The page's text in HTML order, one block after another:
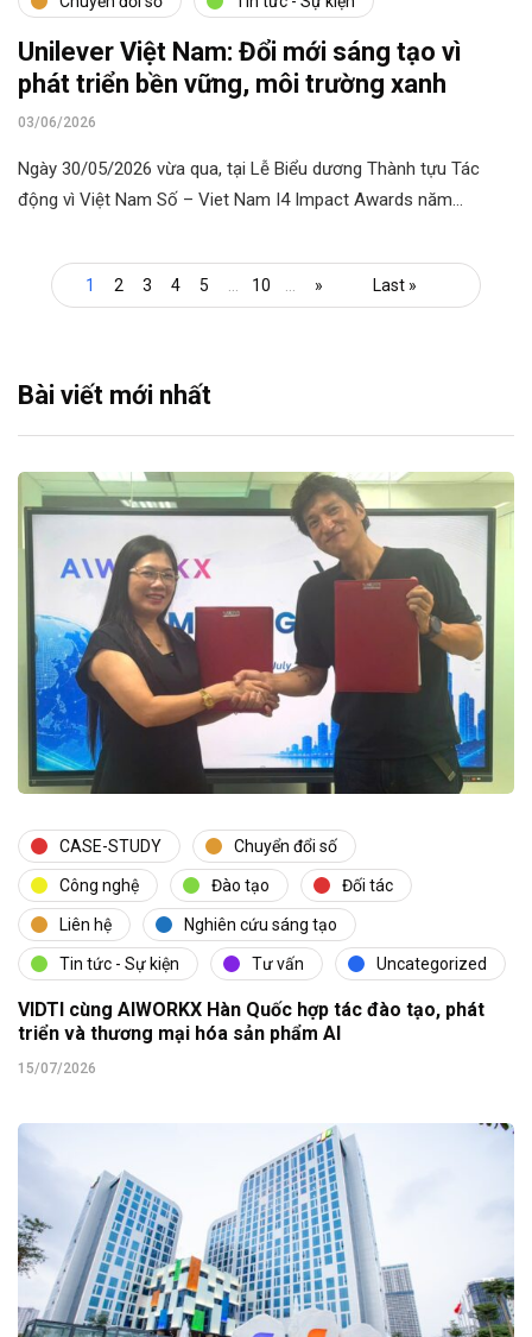
Unilever Việt Nam: Đổi mới sáng tạo vì
phát triển bền vững, môi trường xanh
03/06/2026
Ngày 30/05/2026 vừa qua, tại Lễ Biểu dương Thành tựu Tác
động vì Việt Nam Số – Viet Nam I4 Impact Awards năm…
1 2 3 4 5 10 » Last »
Bài viết mới nhất
CASE-STUDY Chuyển đổi số
Công nghệ Đào tạo Đối tác
Liên hệ Nghiên cứu sáng tạo
Tin tức - Sự kiện Tư vấn Uncategorized
VIDTI cùng AIWORKX Hàn Quốc hợp tác đào tạo, phát
triển và thương mại hóa sản phẩm AI
15/07/2026